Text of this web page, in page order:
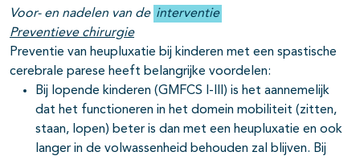
Voor- en nadelen van de interventie
Preventieve chirurgie
Preventie van heupluxatie bij kinderen met een spastische
cerebrale parese heeft belangrijke voordelen:
Bij lopende kinderen (GMFCS I-III) is het aannemelijk
dat het functioneren in het domein mobiliteit (zitten,
staan, lopen) beter is dan met een heupluxatie en ook
langer in de volwassenheid behouden zal blijven. Bij